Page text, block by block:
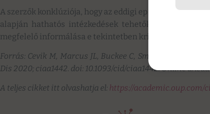
A szerzők konklúziója, hogy az eddigi epidemiológiai
alapján hathatós intézkedések tehetők a vírus
megfelelő informálása e tekintetben kritikus fontosságú.
Forrás: Cevik M, Marcus JL, Buckee C, Smith TC.
Dis 2020; ciaa1442. doi: 10.1093/cid/ciaa1442. Online
A teljes cikket itt olvashatja el: https://academic.oup.com/